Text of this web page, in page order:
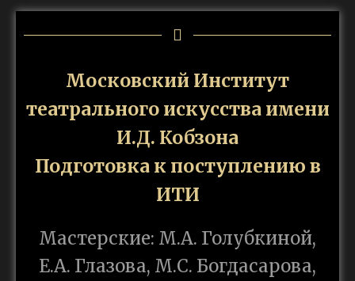
Московский Институт
театрального искусства имени
И.Д. Кобзона
Подготовка к поступлению в
ИТИ
Мастерские: М.А. Голубкиной,
Е.А. Глазова, М.С. Богдасарова,